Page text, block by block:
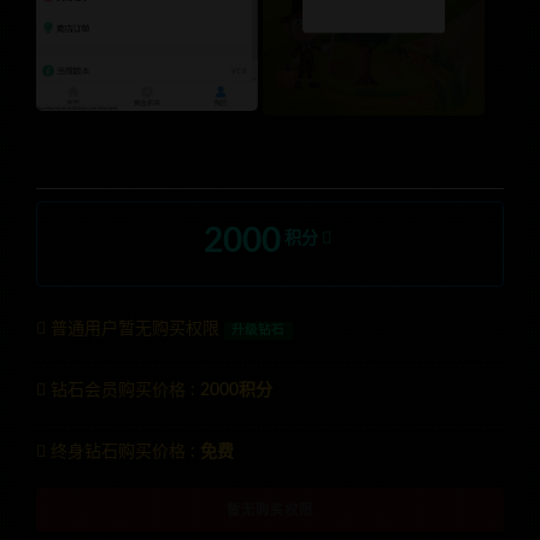
2000 积分
普通用户暂无购买权限
钻石会员购买价格 : 2000积分
终身钻石购买价格 : 免费